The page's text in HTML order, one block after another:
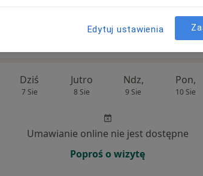
Dziś
7 Sie
Jutro
8 Sie
Ndz,
9 Sie
Pon,
10 Sie
Umawianie online nie jest dostępne
Poproś o wizytę
Edytuj ustawienia